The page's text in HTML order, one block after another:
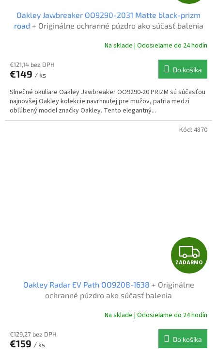
D
A
R
M
Oakley Jawbreaker OO9290-2031 Matte black-prizm
road + Originálne ochranné púzdro ako súčasť balenia
Na sklade | Odosielame do 24 hodín
€121,14 bez DPH
€149 / ks
Do košíka
Slnečné okuliare Oakley Jawbreaker OO9290-20 PRIZM sú súčasťou
najnovšej Oakley kolekcie navrhnutej pre mužov, patria medzi
obľúbený model značky Oakley. Tento elegantný...
Z
A
A
R
ZADARMO
Oakley Radar EV Path OO9208-1638 + Originálne
ochranné púzdro ako súčasť balenia
Na sklade | Odosielame do 24 hodín
€129,27 bez DPH
€159 / ks
Do košíka
Kód: 4870